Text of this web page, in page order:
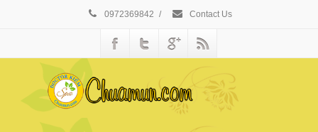
0972369842 / Contact Us